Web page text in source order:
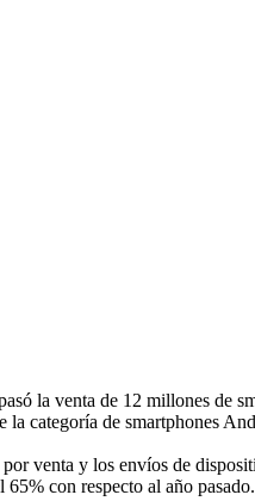
la venta de 12 millones de
la categoría de smartphones
venta y los envíos de
con respecto al año pasado.